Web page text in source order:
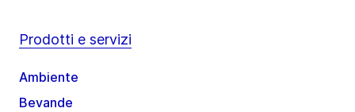
Prodotti e servizi
Ambiente
Bevande